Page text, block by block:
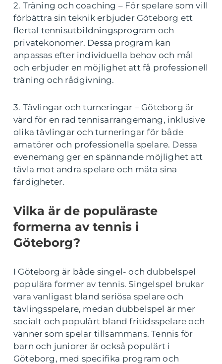
2. Träning och coaching – För spelare som vill
förbättra sin teknik erbjuder Göteborg ett
flertal tennisutbildningsprogram och
privatekonomer. Dessa program kan
anpassas efter individuella behov och mål
och erbjuder en möjlighet att få professionell
träning och rådgivning.
3. Tävlingar och turneringar – Göteborg är
värd för en rad tennisarrangemang, inklusive
olika tävlingar och turneringar för både
amatörer och professionella spelare. Dessa
evenemang ger en spännande möjlighet att
tävla mot andra spelare och mäta sina
färdigheter.
Vilka är de populäraste
formerna av tennis i
Göteborg?
I Göteborg är både singel- och dubbelspel
populära former av tennis. Singelspel brukar
vara vanligast bland seriösa spelare och
tävlingsspelare, medan dubbelspel är mer
socialt och populärt bland fritidsspelare och
vänner som spelar tillsammans. Tennis för
barn och juniorer är också populärt i
Göteborg, med specifika program och